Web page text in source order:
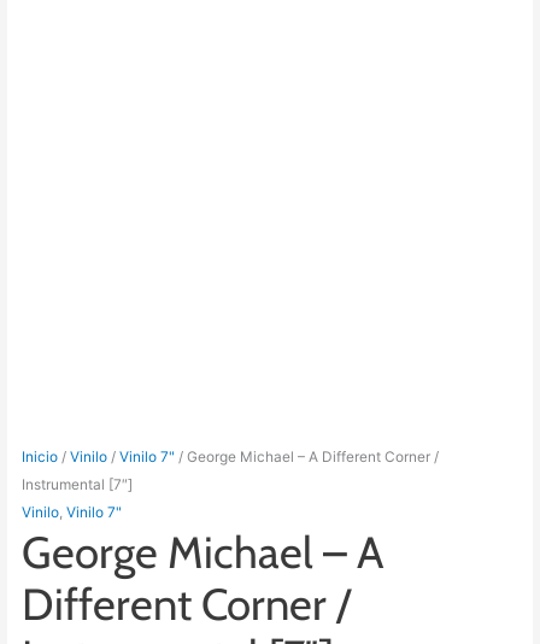
Inicio /Vinilo /Vinilo 7" / George Michael – A Different Corner /
Instrumental [7″]
Vinilo ,Vinilo 7"
George Michael – A
Different Corner /